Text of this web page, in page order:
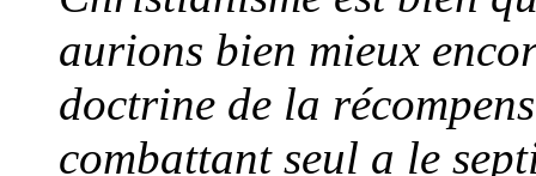
aurions bien mieux
doctrine de la
combattant seul a le